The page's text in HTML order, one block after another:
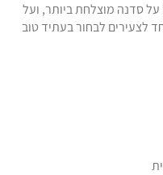
אני רוצה להודות לחברת iDecide על סדנה מוצלחת ביותר, ועל
לצעירים לבחור בעתיד טוב